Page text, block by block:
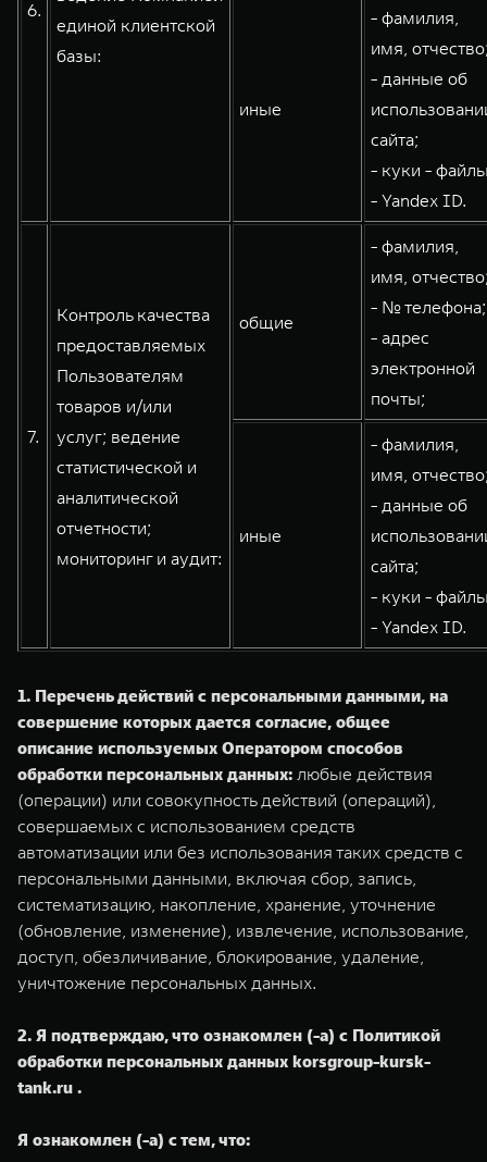
6.
единой клиентской
базы:
иные
- фамилия,
имя,
- данные об
сайта;
- куки -
- Yandex ID.
7.
Контроль качества
предоставляемых
Пользователям
товаров и/или
услуг; ведение
статистической и
аналитической
отчетности;
мониторинг и аудит:
общие
- фамилия,
имя,
- № телефона;
- адрес
электронной
почты;
иные
- фамилия,
имя,
- данные об
сайта;
- куки -
- Yandex ID.
1. Перечень действий с персональными данными, на
совершение которых дается согласие, общее
описание используемых Оператором способов
обработки персональных данных: любые действия
(операции) или совокупность действий (операций),
совершаемых с использованием средств
автоматизации или без использования таких средств с
персональными данными, включая сбор, запись,
систематизацию, накопление, хранение, уточнение
(обновление, изменение), извлечение, использование,
доступ, обезличивание, блокирование, удаление,
уничтожение персональных данных.
2. Я подтверждаю, что ознакомлен (-а) с Политикой
обработки персональных данных korsgroup-kursk-
tank.ru .
Я ознакомлен (-а) с тем, что: